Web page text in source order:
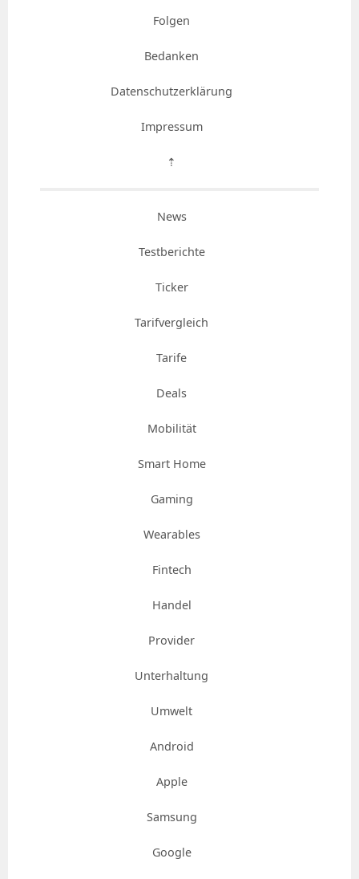
Folgen
Bedanken
Datenschutzerklärung
Impressum
⇡
News
Testberichte
Ticker
Tarifvergleich
Tarife
Deals
Mobilität
Smart Home
Gaming
Wearables
Fintech
Handel
Provider
Unterhaltung
Umwelt
Android
Apple
Samsung
Google